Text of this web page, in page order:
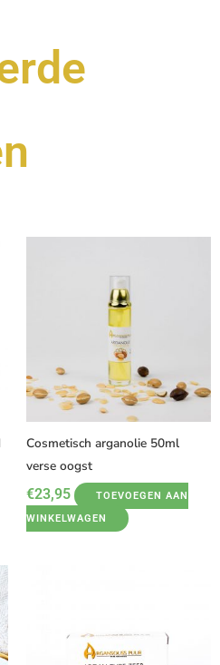
Cosmetisch arganolie 50ml
verse oogst
€23,95
TOEVOEGEN AAN
WINKELWAGEN